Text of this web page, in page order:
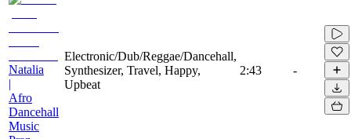
Natalia
|
Afro
Dancehall
Music
Electronic/Dub/Reggae/Dancehall,
Synthesizer, Travel, Happy,
Upbeat
2:43 -